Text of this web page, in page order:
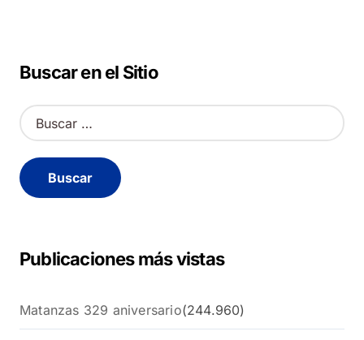
Buscar en el Sitio
B
u
c
a
Publicaciones más vistas
Matanzas 329 aniversario(244.960)